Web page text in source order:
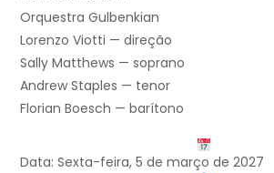
Orquestra Gulbenkian
Lorenzo Viotti — direção
Sally Matthews — soprano
Andrew Staples — tenor
Florian Boesch — barítono
Data: Sexta-feira, 5 de março de 2027